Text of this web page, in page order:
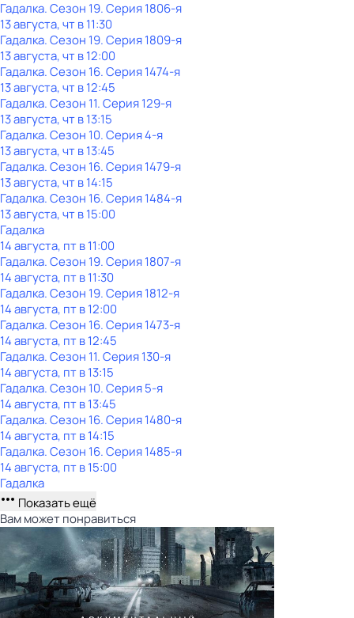
Гадaлкa. Сезон 19. Серия 1806-я
13 августа, чт в 11:30
Гадaлкa. Сезон 19. Серия 1809-я
13 августа, чт в 12:00
Гадaлкa. Сезон 16. Серия 1474-я
13 августа, чт в 12:45
Гадaлкa. Сезон 11. Серия 129-я
13 августа, чт в 13:15
Гадaлкa. Сезон 10. Серия 4-я
13 августа, чт в 13:45
Гадaлкa. Сезон 16. Серия 1479-я
13 августа, чт в 14:15
Гадaлкa. Сезон 16. Серия 1484-я
13 августа, чт в 15:00
Гадaлкa
14 августа, пт в 11:00
Гадaлкa. Сезон 19. Серия 1807-я
14 августа, пт в 11:30
Гадaлкa. Сезон 19. Серия 1812-я
14 августа, пт в 12:00
Гадaлкa. Сезон 16. Серия 1473-я
14 августа, пт в 12:45
Гадaлкa. Сезон 11. Серия 130-я
14 августа, пт в 13:15
Гадaлкa. Сезон 10. Серия 5-я
14 августа, пт в 13:45
Гадaлкa. Сезон 16. Серия 1480-я
14 августа, пт в 14:15
Гадaлкa. Сезон 16. Серия 1485-я
14 августа, пт в 15:00
Гадaлкa
Показать ещё
Вам может понравиться